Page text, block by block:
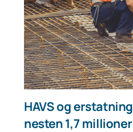
HAVS og
nesten 1,7